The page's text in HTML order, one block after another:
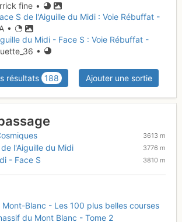
fine •
S de l'Aiguille du Midi : Voie Rébuffat -
•
du Midi - Face S : Voie Rébuffat -
•
résultats 188 Ajouter une sortie
3613 m
l'Aiguille du Midi 3776 m
- Face S 3810 m
Mont-Blanc - Les 100 plus belles courses
du Mont Blanc - Tome 2